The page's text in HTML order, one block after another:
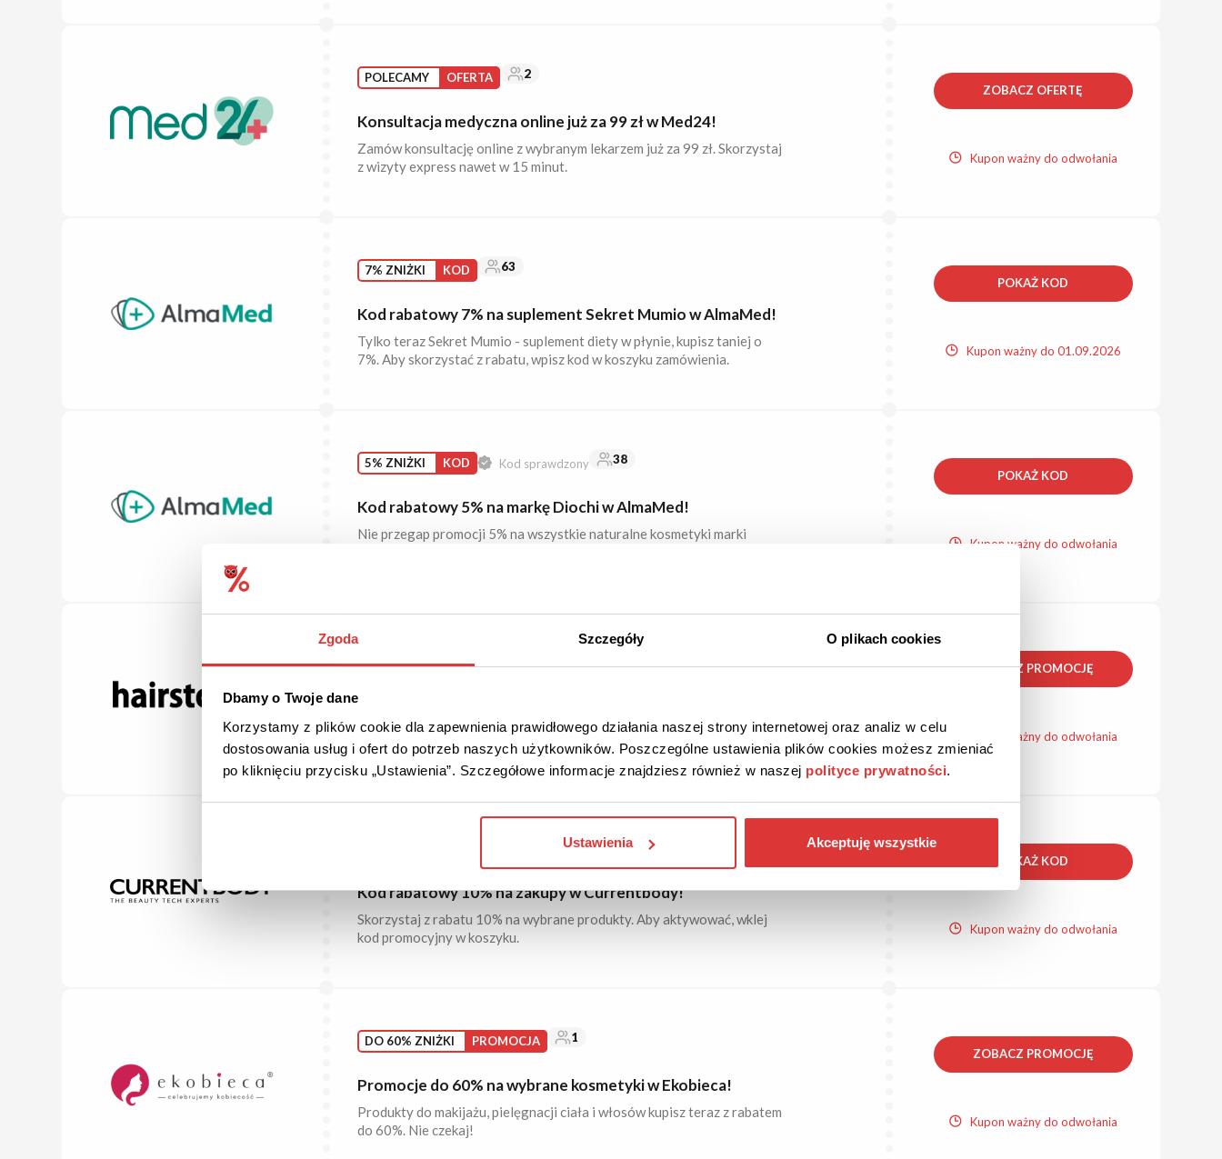
Zgoda Szczegóły O plikach cookies
Dbamy o Twoje dane
Korzystamy z plików cookie dla zapewnienia prawidłowego działania naszej strony internetowej oraz analiz w celu
dostosowania usług i ofert do potrzeb naszych użytkowników. Poszczególne ustawienia plików cookies możesz zmieniać
po kliknięciu przycisku „Ustawienia”. Szczegółowe informacje znajdziesz również w naszej polityce prywatności.
Ustawienia Akceptuję wszystkie
POLECAMY OFERTA 2
Konsultacja medyczna online już za 99 zł w Med24!
Zamów konsultację online z wybranym lekarzem już za 99 zł. Skorzystaj
z wizyty express nawet w 15 minut.
ZOBACZ OFERTĘ
Kupon ważny do odwołania
7% ZNIŻKI KOD 63
Kod rabatowy 7% na suplement Sekret Mumio w AlmaMed!
Tylko teraz Sekret Mumio - suplement diety w płynie, kupisz taniej o
7%. Aby skorzystać z rabatu, wpisz kod w koszyku zamówienia.
POKAŻ KOD
Kupon ważny do 01.09.2026
5% ZNIŻKI KOD Kod sprawdzony 38
Kod rabatowy 5% na markę Diochi w AlmaMed!
Nie przegap promocji 5% na wszystkie naturalne kosmetyki marki
POKAŻ KOD
Kupon ważny do odwołania
Kody rabatowe i promocje w Hairstore!
Sprawdź dostępne rabaty i zaoszczędź na swoich zakupach. Skorzystaj z
promocji!
ZOBACZ PROMOCJĘ
Kupon ważny do odwołania
Kod sprawdzony dzisiaj 119
Kod rabatowy 10% na zakupy w Currentbody!
Skorzystaj z rabatu 10% na wybrane produkty. Aby aktywować, wklej
kod promocyjny w koszyku.
POKAŻ KOD
Kupon ważny do odwołania
DO 60% ZNIŻKI PROMOCJA 1
Promocje do 60% na wybrane kosmetyki w Ekobieca!
Produkty do makijażu, pielęgnacji ciała i włosów kupisz teraz z rabatem
do 60%. Nie czekaj!
ZOBACZ PROMOCJĘ
Kupon ważny do odwołania